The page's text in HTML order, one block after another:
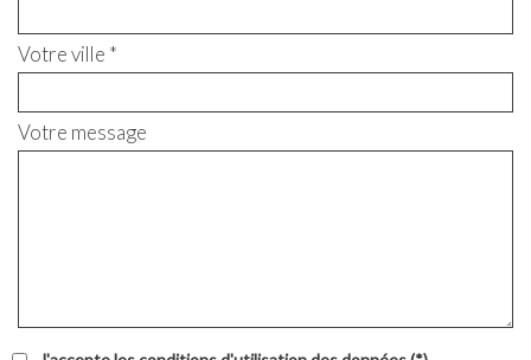
Votre ville *
Votre message